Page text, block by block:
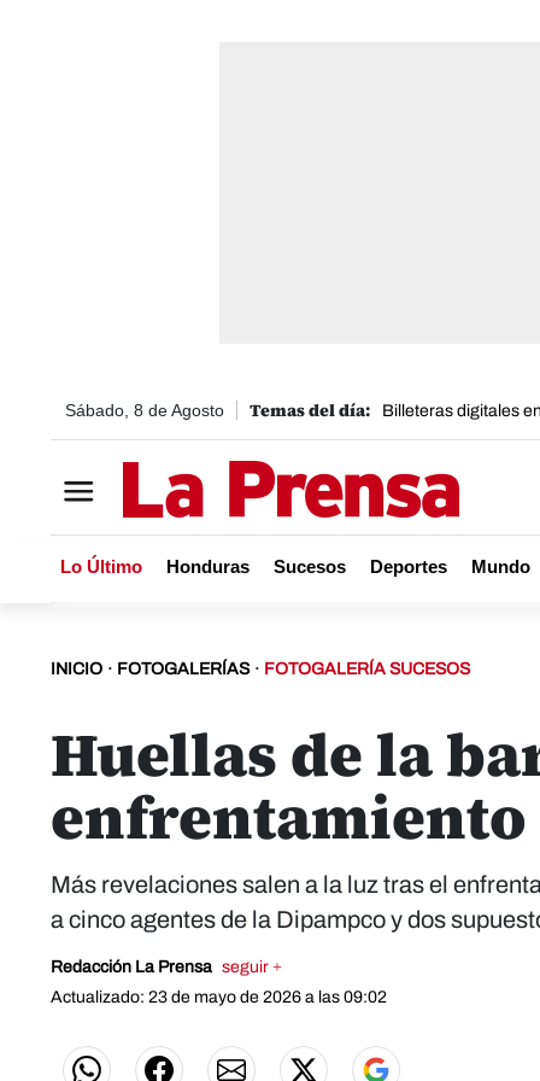
Sábado, 8 de Agosto Billeteras digitales
Lo Último Honduras Sucesos Deportes Mundo
INICIO · FOTOGALERÍAS · FOTOGALERÍA SUCESOS
Huellas de la
Más revelaciones salen a la luz tras el
a cinco agentes de la Dipampco y dos
Redacción La Prensa seguir +
Actualizado: 23 de mayo de 2026 a las 09:02